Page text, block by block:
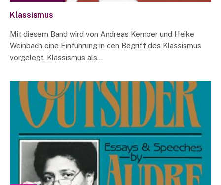
Klassismus
Mit diesem Band wird von Andreas Kemper und Heike
Weinbach eine Einführung in den Begriff des Klassismus
vorgelegt. Klassismus als…